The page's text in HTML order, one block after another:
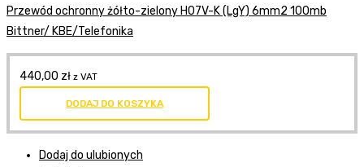
Przewód ochronny żółto-zielony H07V-K (LgY) 6mm2 100mb
Bittner/ KBE/Telefonika
440,00 zł z VAT
DODAJ DO KOSZYKA
Dodaj do ulubionych